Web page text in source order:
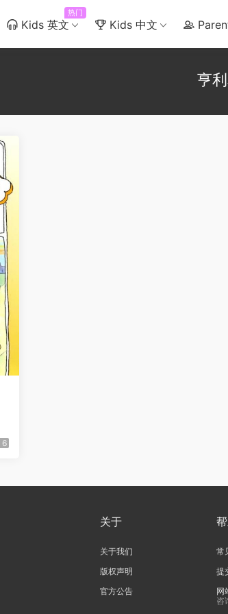
Kids 英文
热门
Kids 中文
亨
6
关于
关于我们
版权声明
官方公告
常
提
网
咨